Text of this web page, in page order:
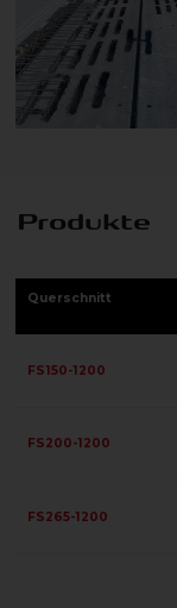
Produkte
Querschnitt
FS150-1200
FS200-1200
FS265-1200